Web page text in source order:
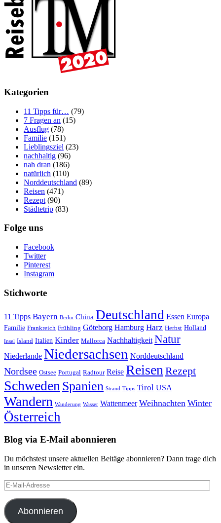
Kategorien
11 Tipps für… (79)
7 Fragen an (15)
Ausflug (78)
Familie (151)
Lieblingsziel (23)
nachhaltig (96)
nah dran (186)
natürlich (110)
Norddeutschland (89)
Reisen (471)
Rezept (90)
Städtetrip (83)
Folge uns
Facebook
Twitter
Pinterest
Instagram
Stichworte
11 Tipps Bayern Berlin China Deutschland Essen Europa
Familie Frankreich Frühling Göteborg Hamburg Harz Herbst Holland
Insel Island Italien Kinder Mallorca Nachhaltigkeit Natur
Niederlande Niedersachsen Norddeutschland
Nordsee Ostsee Portugal Radtour Reise ReisenRezept
SchwedenSpanien Strand Tipps Tirol USA
Wandern Wanderung Wasser Wattenmeer Weihnachten Winter
Österreich
Blog via E-Mail abonnieren
Du möchstest unsere aktuellen Beitäge abonnieren? Dann trage dich
in unseren Newsletter ein.
E-
Mail-
Adresse
Abonnieren